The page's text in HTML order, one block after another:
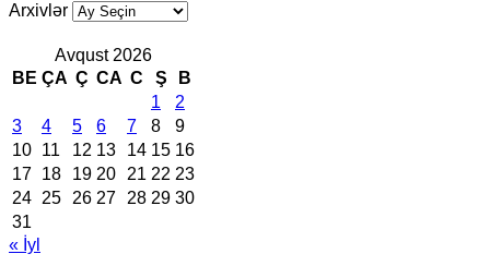
Arxivlər
Avqust 2026
BE ÇA Ç CA C Ş
B
1
2
3
4 5 6 7 8
9
10 11 12 13 14 15 16
17 18 19 20 21 22 23
24 25 26 27 28 29 30
31
« İyl